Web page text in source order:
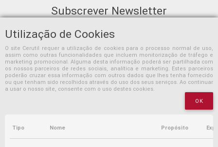
Utilização de Cookies
O site Cerutil requer a utilização de cookies para o processo normal de uso,
assim como outras funcionalidades que incluem monitorização de tráfego e
marketing promocional. Alguma desta informação poderá ser partilhada com
os nossos parceiros de redes sociais, analítica e marketing. Estes parceiros
poderão cruzar essa informação com outros dados que lhes tenha fornecido
ou que tenham sido recolhidos através do uso dos seus serviços. Ao continuar
a usar o nosso site, consente com o uso destes cookies.
OK
Tipo Nome Propósito
Subscrever Newsletter
SUBSCREVER